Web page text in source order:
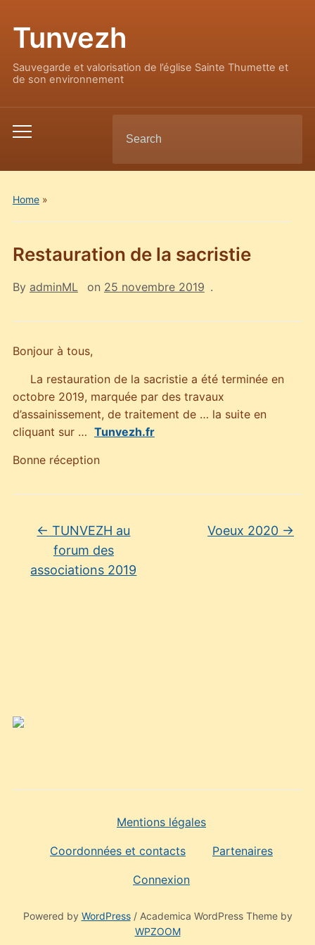
Tunvezh
Sauvegarde et valorisation de l’église Sainte Thumette et
de son environnement
Toggle
menu
for:
Home»
Restauration de la sacristie
By adminML on 25 novembre 2019 .
Bonjour à tous,
La restauration de la sacristie a été terminée en
octobre 2019, marquée par des travaux
d’assainissement, de traitement de … la suite en
cliquant sur … Tunvezh.fr
Bonne réception
← TUNVEZH au
forum des
associations 2019
Voeux 2020 →
Mentions légales
Coordonnées et contacts Partenaires
Connexion
Powered by WordPress/ Academica WordPress Theme by
WPZOOM